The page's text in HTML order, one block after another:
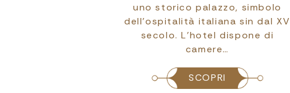
uno storico palazzo, simbolo
dell’ospitalità italiana sin dal XV
secolo. L’hotel dispone di
camere…
SCOPRI